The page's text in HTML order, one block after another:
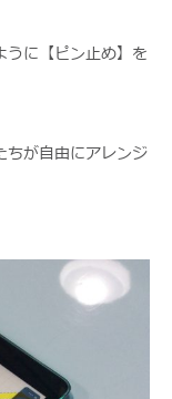
に【ピン止め】を
ちが自由にアレンジ